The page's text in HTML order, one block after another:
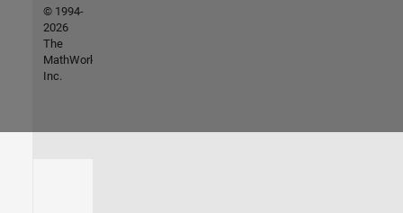
© 1994-
2026
The
MathWorks,
Inc.